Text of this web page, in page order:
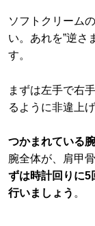
ソフトクリーム
い。あれを”逆さ
す。
まずは左手で右
るように非違上
つかまれている
腕全体が、肩甲
ずは時計回りに5
行いましょう 。